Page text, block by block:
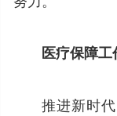
医疗保障
推进新时